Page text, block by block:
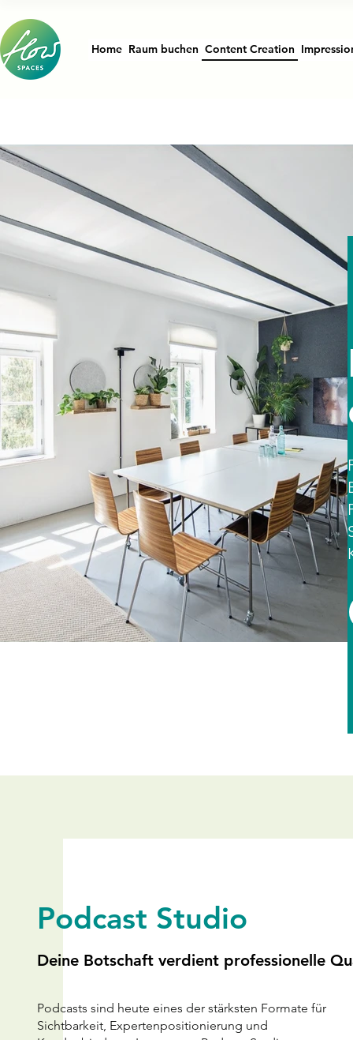
Home Raum buchen Content Creation
Podcast Studio
Deine Botschaft verdient professionelle
Podcasts sind heute eines der stärksten Formate für
Sichtbarkeit, Expertenpositionierung und